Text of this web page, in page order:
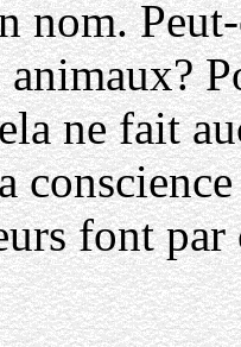
nom.
animaux?
ne fait
font